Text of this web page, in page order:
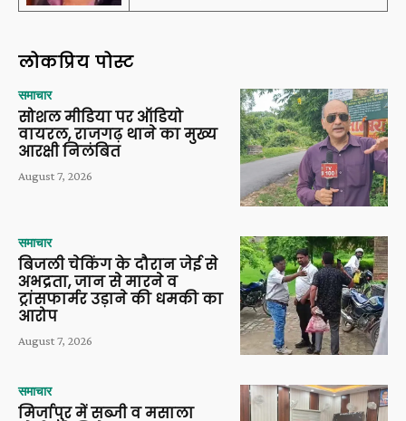
लोकप्रिय पोस्ट
समाचार
सोशल मीडिया पर ऑडियो
वायरल, राजगढ़ थाने का मुख्य
आरक्षी निलंबित
August 7, 2026
समाचार
बिजली चेकिंग के दौरान जेई से
अभद्रता, जान से मारने व
ट्रांसफार्मर उड़ाने की धमकी का
आरोप
August 7, 2026
समाचार
मिर्जापुर में सब्जी व मसाला